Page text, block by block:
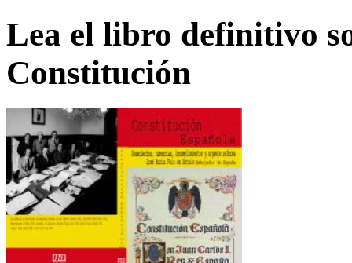
Lea el libro definitivo
Constitución